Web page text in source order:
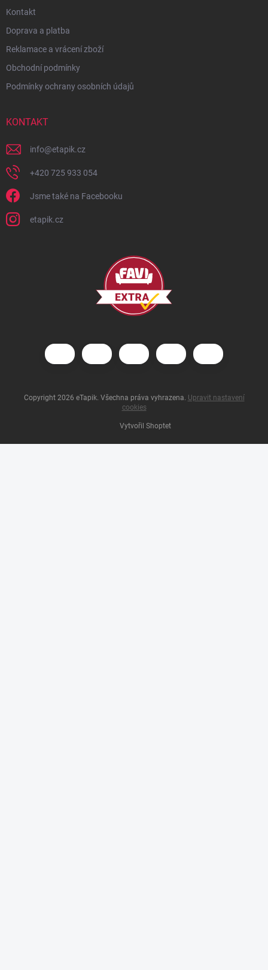
Kontakt
Doprava a platba
Reklamace a vrácení zboží
Obchodní podmínky
Podmínky ochrany osobních údajů
KONTAKT
info@etapik.cz
+420 725 933 054
Jsme také na Facebooku
etapik.cz
Vytvořil Shoptet
Copyright 2026 eTapik. Všechna práva vyhrazena. Upravit nastavení
cookies